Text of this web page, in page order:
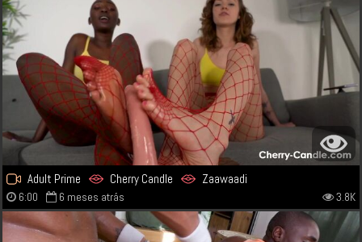
Adult Prime Cherry Candle Zaawaadi
6:00 6 meses atrás 3.8K